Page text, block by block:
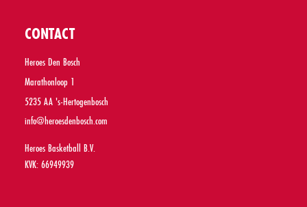
CONTACT
Heroes Den Bosch
Marathonloop 1
5235 AA 's-Hertogenbosch
info@heroesdenbosch.com
Heroes Basketball B.V.
KVK: 66949939